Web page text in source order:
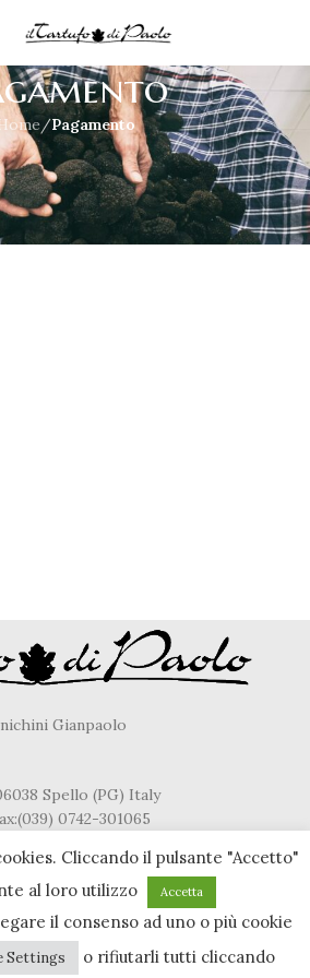
/Pagamento
Gianpaolo
Spello (PG) Italy
0742-301065
Cliccando il pulsante "Accetto"
al loro utilizzo
Accetta
il consenso ad uno o più cookie
Settings o rifiutarli tutti cliccando